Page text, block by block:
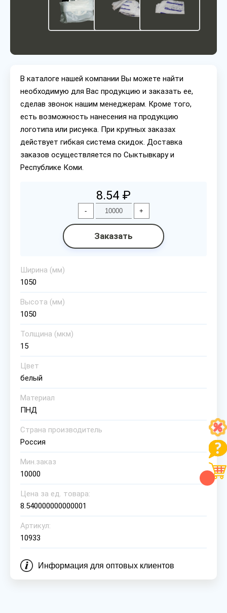
В каталоге нашей компании Вы можете найти
необходимую для Вас продукцию и заказать ее,
сделав звонок нашим менеджерам. Кроме того,
есть возможность нанесения на продукцию
логотипа или рисунка. При крупных заказах
действует гибкая система скидок. Доставка
заказов осуществляется по Сыктывкару и
Республике Коми.
8.54 ₽
- +
Заказать
Ширина (мм)
1050
Высота (мм)
1050
Толщина (мкм)
15
Цвет
белый
Материал
ПНД
Страна производитель
Россия
Мин.заказ
10000
Цена за ед. товара:
8.540000000000001
Артикул:
10933
Информация для оптовых клиентов